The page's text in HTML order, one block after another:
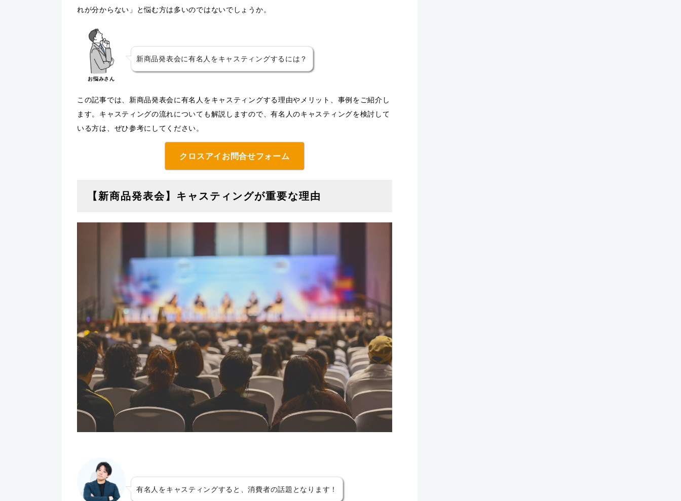
れが分からない」と悩む方は多いのではないでしょうか。
お悩みさん
新商品発表会に有名人をキャスティングするには？
この記事では、新商品発表会に有名人をキャスティングする理由やメリット、事例をご紹介し
ます。キャスティングの流れについても解説しますので、有名人のキャスティングを検討して
いる方は、ぜひ参考にしてください。
クロスアイお問合せフォーム
【新商品発表会】キャスティングが重要な理由
有名人をキャスティングすると、消費者の話題となります！